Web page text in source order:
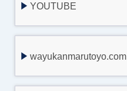
YOUTUBE
wayukanmarutoyo.com